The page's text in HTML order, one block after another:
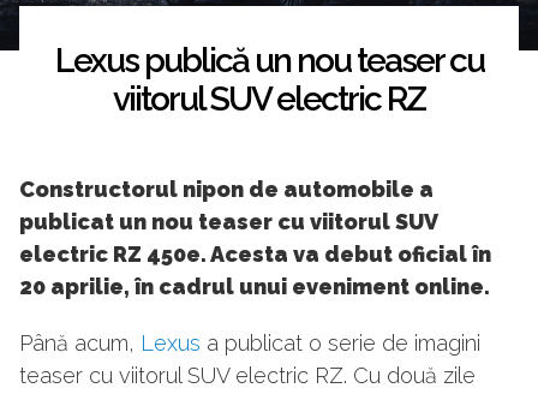
Lexus publică un nou teaser cu
viitorul SUV electric RZ
Constructorul nipon de automobile a
publicat un nou teaser cu viitorul SUV
electric RZ 450e. Acesta va debut oficial în
20 aprilie, în cadrul unui eveniment online.
Până acum, Lexus a publicat o serie de imagini
teaser cu viitorul SUV electric RZ. Cu două zile